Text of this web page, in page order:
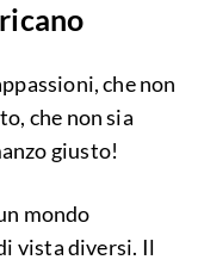
che non
che non sia
giusto!
mondo
vista diversi. Il